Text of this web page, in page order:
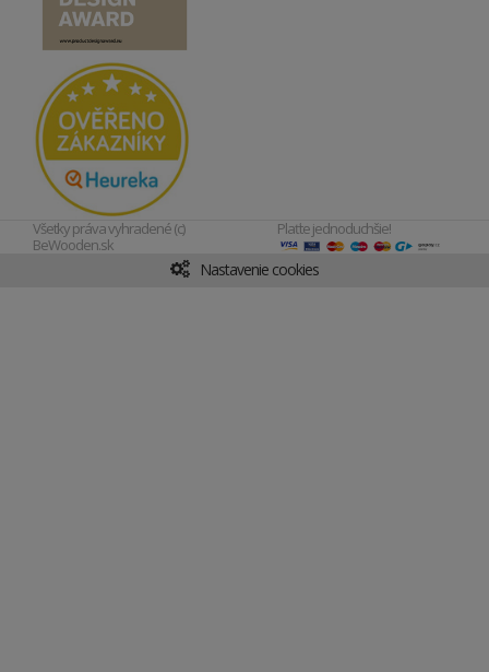
Všetky práva vyhradené (c)
BeWooden.sk
Plaťte jednoduchšie!
Nastavenie cookies